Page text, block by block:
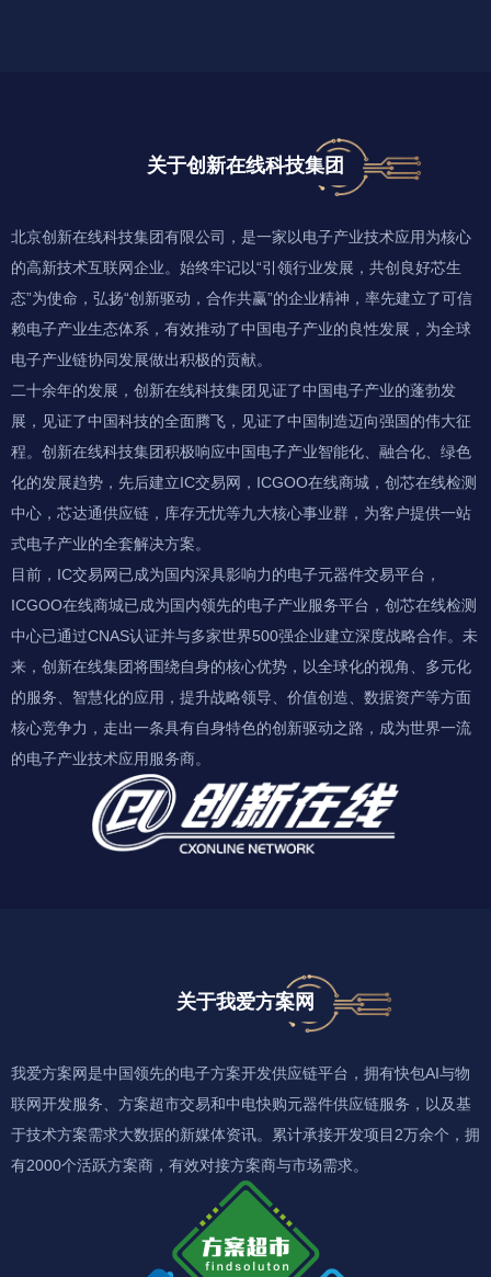
关于创新在线科技集团
北京创新在线科技集团有限公司，是一家以电子产业技术应用为核心
的高新技术互联网企业。始终牢记以“引领行业发展，共创良好芯生
态”为使命，弘扬“创新驱动，合作共赢”的企业精神，率先建立了可信
赖电子产业生态体系，有效推动了中国电子产业的良性发展，为全球
电子产业链协同发展做出积极的贡献。
二十余年的发展，创新在线科技集团见证了中国电子产业的蓬勃发
展，见证了中国科技的全面腾飞，见证了中国制造迈向强国的伟大征
程。创新在线科技集团积极响应中国电子产业智能化、融合化、绿色
化的发展趋势，先后建立IC交易网，ICGOO在线商城，创芯在线检测
中心，芯达通供应链，库存无忧等九大核心事业群，为客户提供一站
式电子产业的全套解决方案。
目前，IC交易网已成为国内深具影响力的电子元器件交易平台，
ICGOO在线商城已成为国内领先的电子产业服务平台，创芯在线检测
中心已通过CNAS认证并与多家世界500强企业建立深度战略合作。未
来，创新在线集团将围绕自身的核心优势，以全球化的视角、多元化
的服务、智慧化的应用，提升战略领导、价值创造、数据资产等方面
核心竞争力，走出一条具有自身特色的创新驱动之路，成为世界一流
的电子产业技术应用服务商。
关于我爱方案网
我爱方案网是中国领先的电子方案开发供应链平台，拥有快包AI与物
联网开发服务、方案超市交易和中电快购元器件供应链服务，以及基
于技术方案需求大数据的新媒体资讯。累计承接开发项目2万余个，拥
有2000个活跃方案商，有效对接方案商与市场需求。